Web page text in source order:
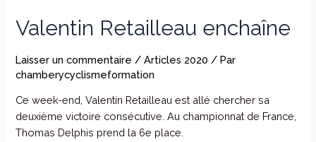
Valentin Retailleau enchaîne
Laisser un commentaire /Articles 2020 / Par
chamberycyclismeformation
Ce week-end, Valentin Retailleau est allé chercher sa
deuxième victoire consécutive. Au championnat de France,
Thomas Delphis prend la 6e place.